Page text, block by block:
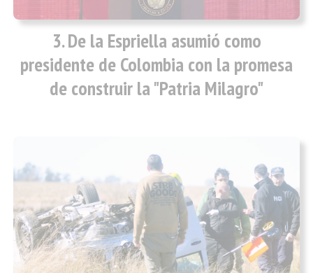
De la Espriella asumió como
presidente de Colombia con la promesa
de construir la "Patria Milagro"